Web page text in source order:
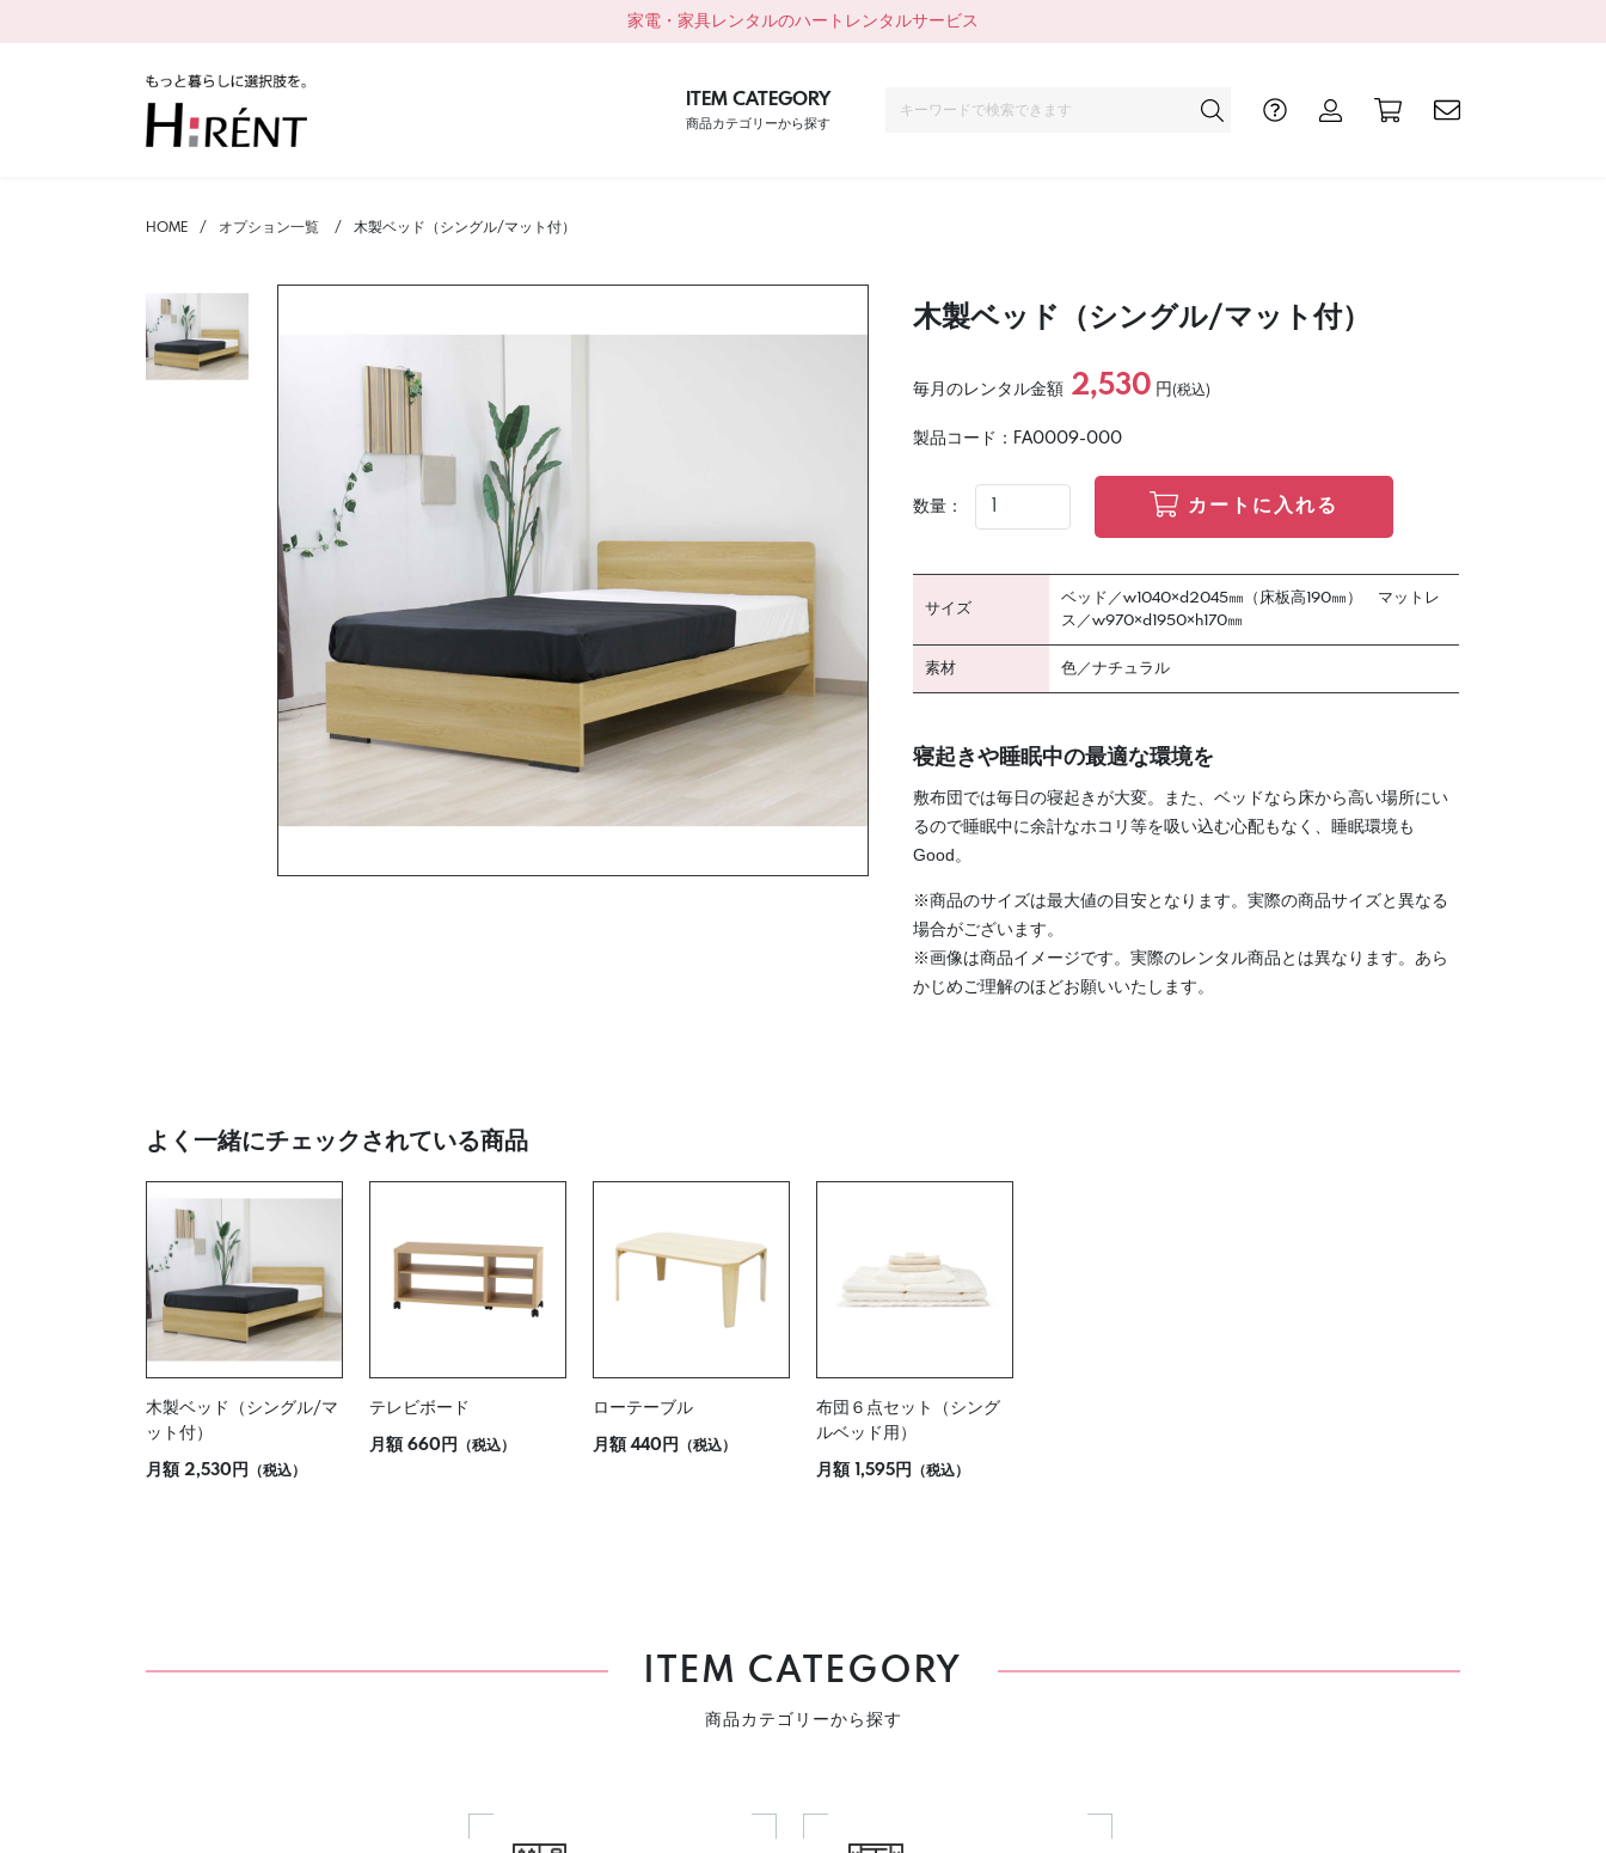
家電・家具レンタルのハートレンタルサービス
ITEM CATEGORY
商品カテゴリーから探す
HOME オプション一覧 木製ベッド（シングル/マット付）
木製ベッド（シングル/マット付）
毎月のレンタル金額 2,530 円(税込)
製品コード： FA0009-000
数量： カートに入れる
サイズ
ベッド／w1040×d2045㎜（床板高190㎜） マットレ
ス／w970×d1950×h170㎜
素材 色／ナチュラル
寝起きや睡眠中の最適な環境を
敷布団では毎日の寝起きが大変。また、ベッドなら床から高い場所にい
るので睡眠中に余計なホコリ等を吸い込む心配もなく、睡眠環境も
Good。
※商品のサイズは最大値の目安となります。実際の商品サイズと異なる
場合がございます。
※画像は商品イメージです。実際のレンタル商品とは異なります。あら
かじめご理解のほどお願いいたします。
よく一緒にチェックされている商品
木製ベッド（シングル/マ
ット付）
月額 2,530円 （税込）
テレビボード
月額 660円 （税込）
ローテーブル
月額440円 （税込）
布団６点セット（シング
ルベッド用）
月額 1,595円 （税込）
ITEM CATEGORY
商品カテゴリーから探す